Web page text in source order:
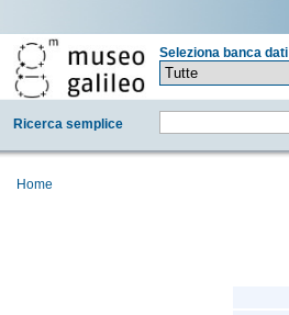
Seleziona banca dati
Ricerca semplice
Home